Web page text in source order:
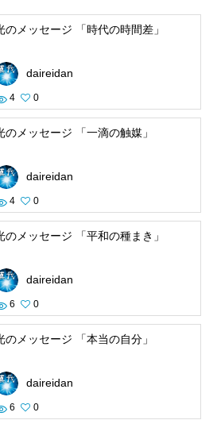
光のメッセージ 「時代の時間差」
daireidan
4 0
光のメッセージ 「一滴の触媒」
daireidan
4 0
光のメッセージ 「平和の種まき」
daireidan
6 0
光のメッセージ 「本当の自分」
daireidan
6 0